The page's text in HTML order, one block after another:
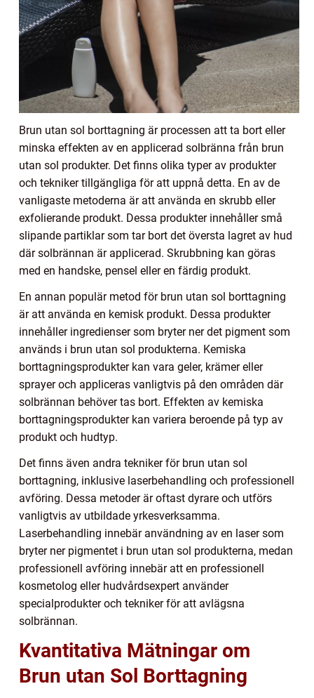
Brun utan sol borttagning är processen att ta bort eller
minska effekten av en applicerad solbränna från brun
utan sol produkter. Det finns olika typer av produkter
och tekniker tillgängliga för att uppnå detta. En av de
vanligaste metoderna är att använda en skrubb eller
exfolierande produkt. Dessa produkter innehåller små
slipande partiklar som tar bort det översta lagret av hud
där solbrännan är applicerad. Skrubbning kan göras
med en handske, pensel eller en färdig produkt.
En annan populär metod för brun utan sol borttagning
är att använda en kemisk produkt. Dessa produkter
innehåller ingredienser som bryter ner det pigment som
används i brun utan sol produkterna. Kemiska
borttagningsprodukter kan vara geler, krämer eller
sprayer och appliceras vanligtvis på den områden där
solbrännan behöver tas bort. Effekten av kemiska
borttagningsprodukter kan variera beroende på typ av
produkt och hudtyp.
Det finns även andra tekniker för brun utan sol
borttagning, inklusive laserbehandling och professionell
avföring. Dessa metoder är oftast dyrare och utförs
vanligtvis av utbildade yrkesverksamma.
Laserbehandling innebär användning av en laser som
bryter ner pigmentet i brun utan sol produkterna, medan
professionell avföring innebär att en professionell
kosmetolog eller hudvårdsexpert använder
specialprodukter och tekniker för att avlägsna
solbrännan.
Kvantitativa Mätningar om
Brun utan Sol Borttagning